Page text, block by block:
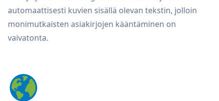
automaattisesti kuvien sisällä olevan tekstin, jolloin
monimutkaisten asiakirjojen kääntäminen on
vaivatonta.